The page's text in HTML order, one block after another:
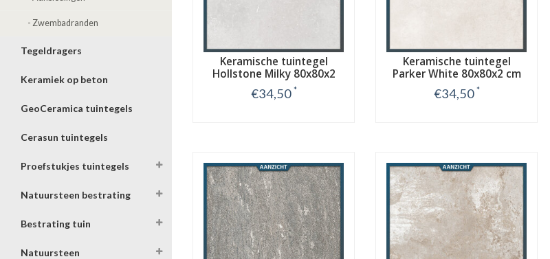
- Zwembadranden
Tegeldragers
Keramiek op beton
GeoCeramica tuintegels
Cerasun tuintegels
Proefstukjes tuintegels
Natuursteen bestrating
Bestrating tuin
Natuursteen
Keramische tuintegel
Hollstone Milky 80x80x2
cm
€34,50 *
Keramische tuintegel
Parker White 80x80x2 cm
€34,50 *